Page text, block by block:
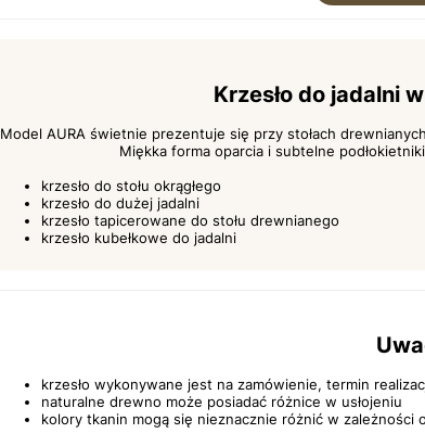
Krzesło do jadalni
Model AURA świetnie prezentuje się przy stołach
Miękka forma oparcia i subtelne
krzesło do stołu okrągłego
krzesło do dużej jadalni
krzesło tapicerowane do stołu drewnianego
krzesło kubełkowe do jadalni
krzesło wykonywane jest na zamówienie, termin
naturalne drewno może posiadać różnice w usłojeniu
kolory tkanin mogą się nieznacznie różnić w zależności